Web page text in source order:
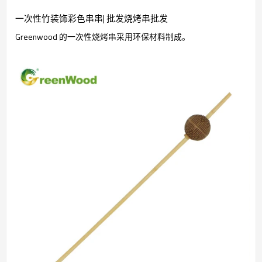
一次性竹装饰彩色串串| 批发烧烤串批发
Greenwood 的一次性烧烤串采用环保材料制成。